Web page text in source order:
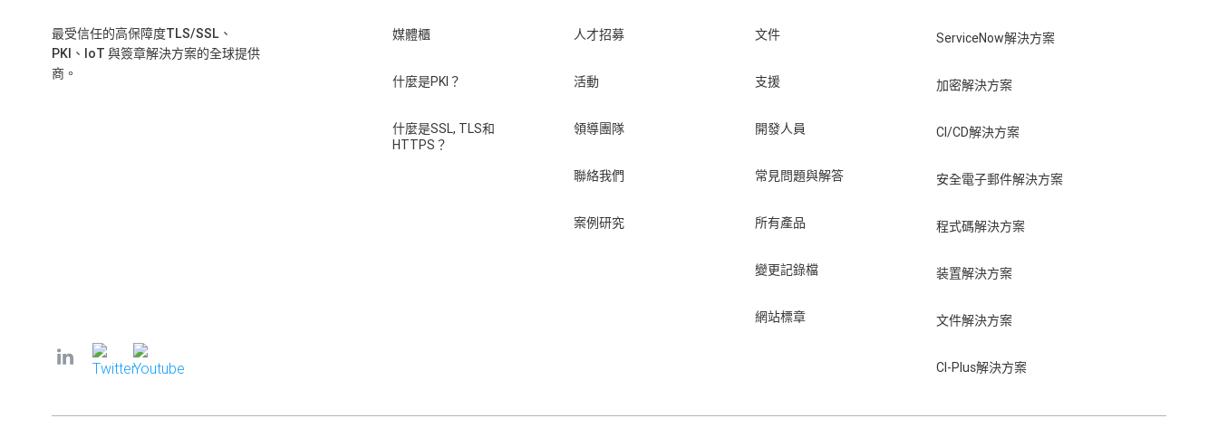
最受信任的高保障度TLS/SSL、
PKI、IoT 與簽章解決方案的全球提供
商。
媒體櫃
什麼是PKI？
什麼是SSL, TLS和
HTTPS？
人才招募
活動
領導團隊
聯絡我們
案例研究
文件
支援
開發人員
常見問題與解答
所有產品
變更記錄檔
網站標章
ServiceNow解決方案
加密解決方案
CI/CD解決方案
安全電子郵件解決方案
程式碼解決方案
装置解決方案
文件解決方案
CI-Plus解決方案